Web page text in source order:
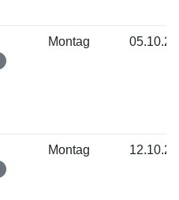
Montag
Montag